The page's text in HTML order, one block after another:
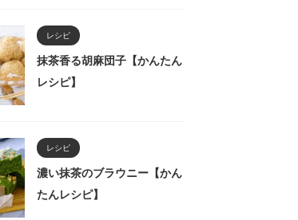
レシピ
抹茶香る胡麻団子【かんたん
レシピ】
レシピ
濃い抹茶のブラウニー【かん
たんレシピ】